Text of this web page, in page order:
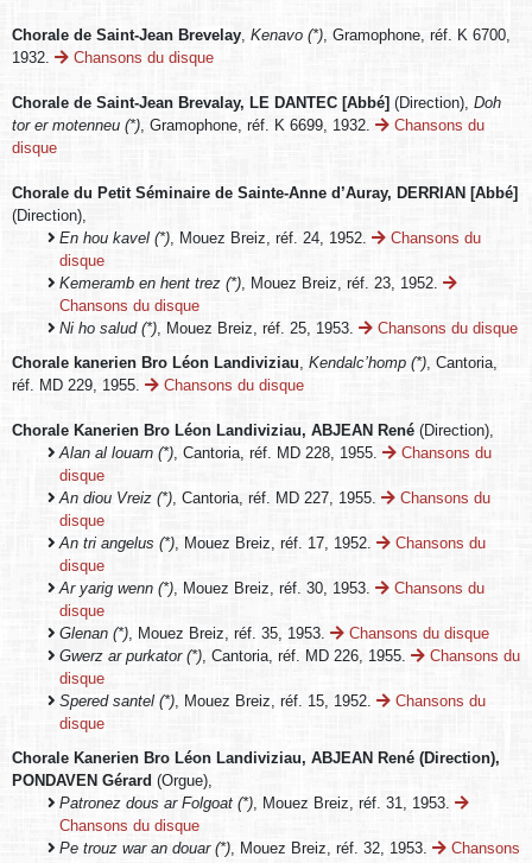
Chorale de Saint-Jean Brevelay Kenavo (*) , Gramophone, réf. K 6700,
1932.
Chansons du disque
Chorale de Saint-Jean Brevalay, LE DANTEC [Abbé] (Direction), Doh
tor er motenneu (*) , Gramophone, réf. K 6699, 1932.
Chansons du
disque
Chorale du Petit Séminaire de Sainte-Anne d’Auray, DERRIAN [Abbé]
(Direction),
En hou kavel (*) , Mouez Breiz, réf. 24, 1952.
Chansons du
disque
Kemeramb en hent trez (*) , Mouez Breiz, réf. 23, 1952.
Chansons du disque
Ni ho salud (*) , Mouez Breiz, réf. 25, 1953.
Chansons du disque
Chorale kanerien Bro Léon Landiviziau, Kendalc’homp (*), Cantoria,
réf. MD 229, 1955.
Chansons du disque
Chorale Kanerien Bro Léon Landiviziau, ABJEAN René (Direction),
Alan al louarn (*), Cantoria, réf. MD 228, 1955.
Chansons du
disque
An diou Vreiz (*), Cantoria, réf. MD 227, 1955.
Chansons du
disque
An tri angelus (*), Mouez Breiz, réf. 17, 1952.
Chansons du
disque
Ar yarig wenn (*), Mouez Breiz, réf. 30, 1953.
Chansons du
disque
Glenan (*), Mouez Breiz, réf. 35, 1953.
Chansons du disque
Gwerz ar purkator (*), Cantoria, réf. MD 226, 1955.
Chansons du
disque
Spered santel (*), Mouez Breiz, réf. 15, 1952.
Chansons du
disque
Chorale Kanerien Bro Léon Landiviziau, ABJEAN René (Direction),
PONDAVEN Gérard (Orgue),
Patronez dous ar Folgoat (*), Mouez Breiz, réf. 31, 1953.
Chansons du disque
Pe trouz war an douar (*), Mouez Breiz, réf. 32, 1953.
Chansons